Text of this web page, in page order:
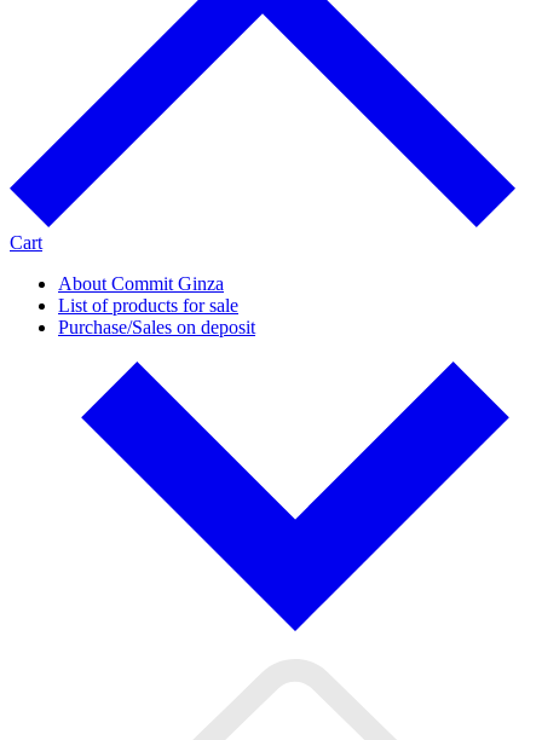
Cart
About Commit Ginza
List of products for sale
Purchase/Sales on deposit